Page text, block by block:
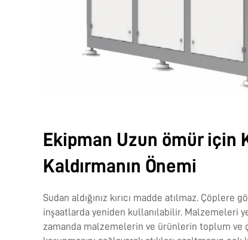
Ekipman Uzun ömür için
Kaldırmanın Önemi
Sudan aldığınız kırıcı madde atılmaz. Çöplere
inşaatlarda yeniden kullanılabilir. Malzemeleri
zamanda malzemelerin ve ürünlerin toplum ve